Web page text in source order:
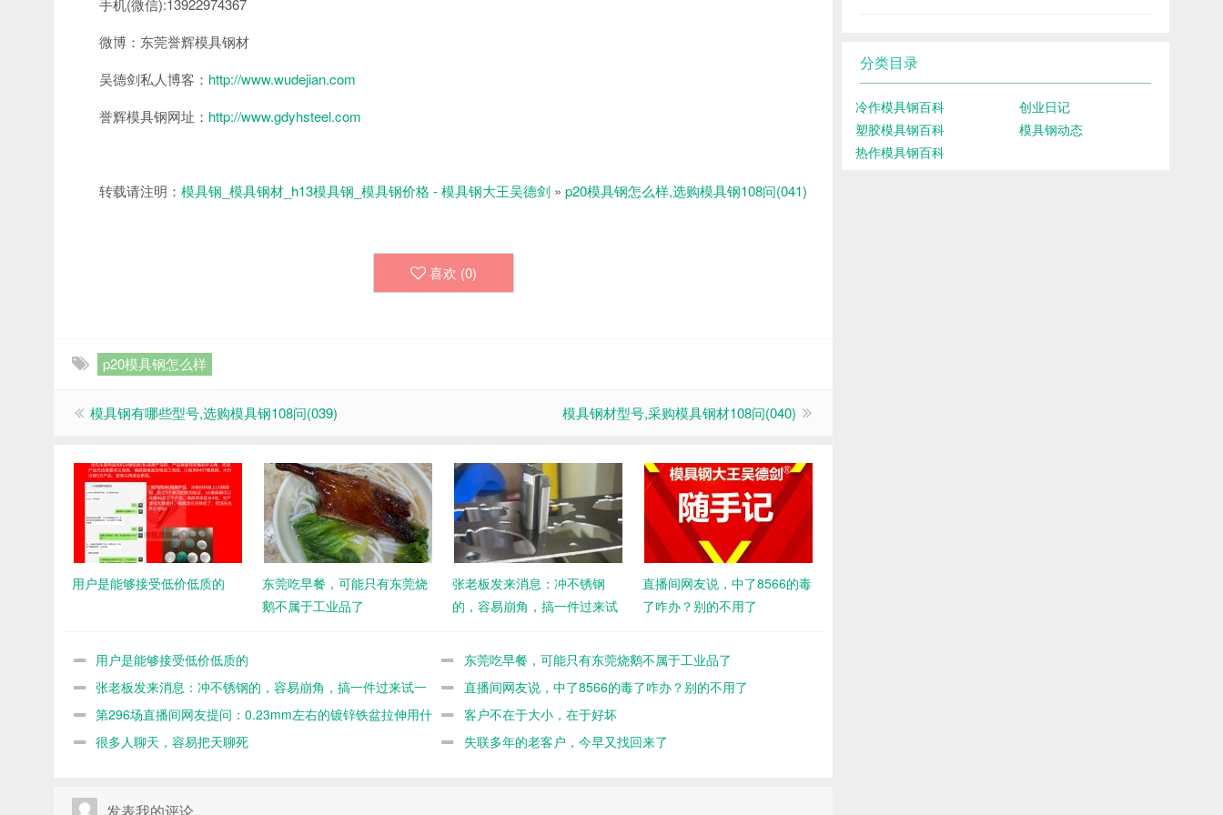
手机(微信):13922974367
微博：东莞誉辉模具钢材
吴德剑私人博客： http://www.wudejian.com
誉辉模具钢网址： http://www.gdyhsteel.com
转载请注明： 模具钢_模具钢材_h13模具钢_模具钢价格 - 模具钢大王吴德剑 » p20模具钢怎么样,选购模具钢108问(041)
喜欢 (0)
p20模具钢怎么样
模具钢有哪些型号,选购模具钢108问(039) 模具钢材型号,采购模具钢材108问(040)
用户是能够接受低价低质的
东莞吃早餐，可能只有东莞烧
鹅不属于工业品了
张老板发来消息：冲不锈钢
的，容易崩角，搞一件过来试
直播间网友说，中了8566的毒
了咋办？别的不用了
用户是能够接受低价低质的
东莞吃早餐，可能只有东莞烧鹅不属于工业品了
张老板发来消息：冲不锈钢的，容易崩角，搞一件过来试一
下
直播间网友说，中了8566的毒了咋办？别的不用了
第296场直播间网友提问：0.23mm左右的镀锌铁盆拉伸用什
么模具料？
客户不在于大小，在于好坏
很多人聊天，容易把天聊死
失联多年的老客户，今早又找回来了
分类目录
冷作模具钢百科
创业日记
塑胶模具钢百科
模具钢动态
热作模具钢百科